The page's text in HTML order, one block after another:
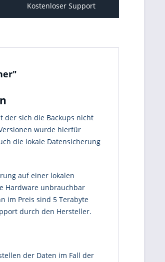
Kostenloser Support
der sich die Backups nicht
wurde hierfür
die lokale Datensicherung
auf einer lokalen
Hardware unbrauchbar
im Preis sind 5 Terabyte
durch den Hersteller.
der Daten im Fall der